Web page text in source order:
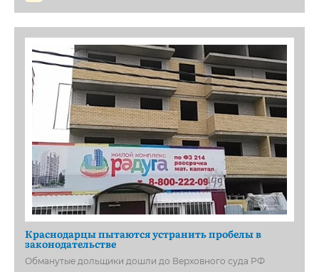
Краснодарцы пытаются устранить пробелы в
законодательстве
Обманутые дольщики дошли до Верховного суда РФ